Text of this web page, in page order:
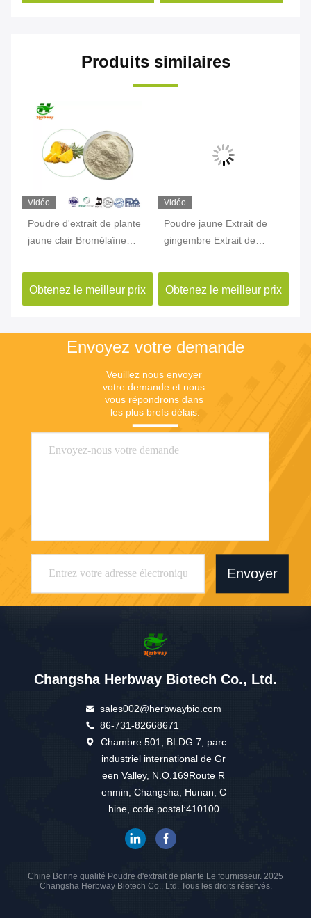
Produits similaires
Vidéo
Poudre d'extrait de plante
jaune clair Bromélaïne
d'extrait d'ananas
Obtenez le meilleur prix
Vidéo
Poudre jaune Extrait de
gingembre Extrait de
Gingerol CAS 84696-15-1
Obtenez le meilleur prix
Envoyez votre demande
Veuillez nous envoyer
votre demande et nous
vous répondrons dans
les plus brefs délais.
Envoyer
Changsha Herbway Biotech Co., Ltd.
sales002@herbwaybio.com
86-731-82668671
Chambre 501, BLDG 7, parc
industriel international de Gr
een Valley, N.O.169Route R
enmin, Changsha, Hunan, C
hine, code postal:410100
Chine Bonne qualité Poudre d'extrait de plante Le fournisseur. 2025
Changsha Herbway Biotech Co., Ltd. Tous les droits réservés.